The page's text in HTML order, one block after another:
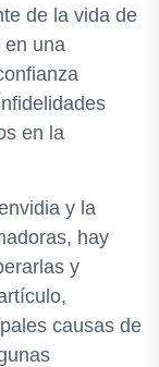
de la vida de
en una
en la
y la
hay
y
causas de